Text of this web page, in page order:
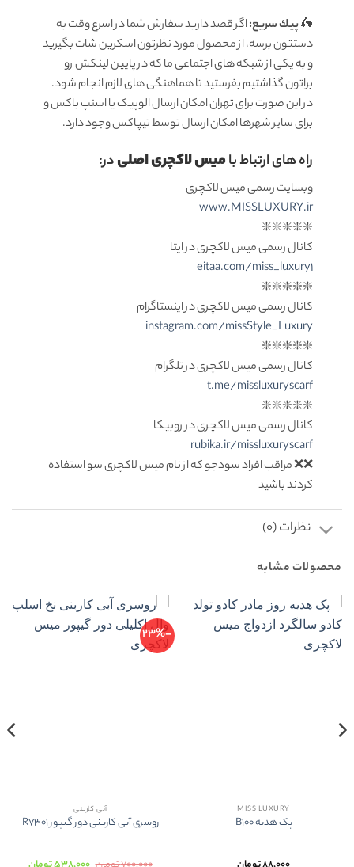
🛵پيك سریع:اگر قصد دارید سفارش شما در اسرع وقت به
دستتون برسه، از محصول مورد نظرتون اسکرین شات بگیرید
و به یکی از شبکه های اجتماعی ما که در پایین لینکش رو
براتون گذاشتیم بفرستید تا هماهنگی های لازم انجام شود.
در این صورت برای تهران امکان ارسال الوپیک یا اسنپ باکس و
برای سایر شهرها امکان ارسال توسط تیپاکس وجود دارد.
راه های ارتباط بامیس لاکچری اصلیدر:
وبسایت رسمی میس لاکچری
www.MISSLUXURY.ir
❇️❇️❇️❇️❇️
کانال رسمی میس لاکچری در ایتا
eitaa.com/miss_luxury1
❇️❇️❇️❇️❇️
کانال رسمی میس لاکچری در اینستاگرام
instagram.com/missStyle_Luxury
❇️❇️❇️❇️❇️
کانال رسمی میس لاکچری در تلگرام
t.me/missluxuryscarf
❇️❇️❇️❇️❇️
کانال رسمی میس لاکچری در روبیکا
rubika.ir/missluxuryscarf
❌❌ مراقب افراد سودجو که از نام میس لاکچری سو استفاده
کردند باشید
نظرات (0)
محصولات مشابه
MISS LUXURY
پک هدیه B100
-23%
آبی کاربنی
روسری آبی کاربنی دور گیپور R7301